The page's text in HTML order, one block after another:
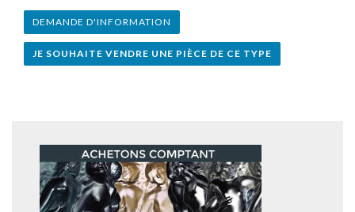
DEMANDE D'INFORMATION
JE SOUHAITE VENDRE UNE PIÈCE DE CE TYPE